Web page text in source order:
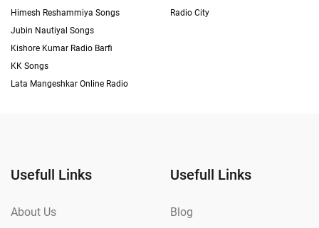
Himesh Reshammiya Songs
Jubin Nautiyal Songs
Kishore Kumar Radio Barfi
KK Songs
Lata Mangeshkar Online Radio
Radio City
Usefull Links
About Us
Usefull Links
Blog